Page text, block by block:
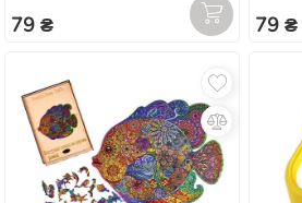
79 ₴ 79 ₴